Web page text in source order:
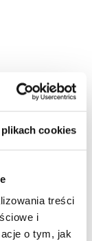
cookies
treści
i
o tym, jak